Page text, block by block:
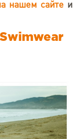
нашем сайте и